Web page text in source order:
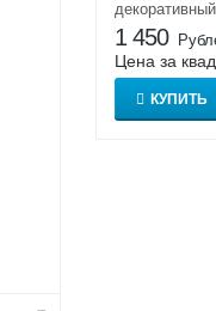
внутренней
1 450
Цена за
КУПИТЬ